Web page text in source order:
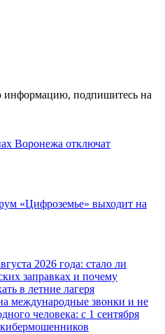
информацию, подпишитесь на
Воронежа отключат
«Цифроземье» выходит на
2026 года: стало ли
заправках и почему
в летние лагеря
международные звонки и не
человека: с 1 сентября